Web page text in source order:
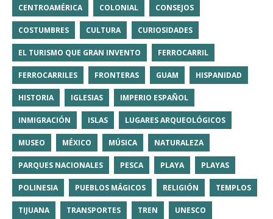
CENTROAMÉRICA COLONIAL CONSEJOS
COSTUMBRES CULTURA CURIOSIDADES
EL TURISMO QUE GRAN INVENTO FERROCARRIL
FERROCARRILES FRONTERAS GUAM HISPANIDAD
HISTORIA IGLESIAS IMPERIO ESPAÑOL
INMIGRACIÓN ISLAS LUGARES ARQUEOLÓGICOS
MUSEO MÉXICO MÚSICA NATURALEZA
PARQUES NACIONALES PESCA PLAYA PLAYAS
POLINESIA PUEBLOS MÁGICOS RELIGIÓN TEMPLOS
TIJUANA TRANSPORTES TREN UNESCO